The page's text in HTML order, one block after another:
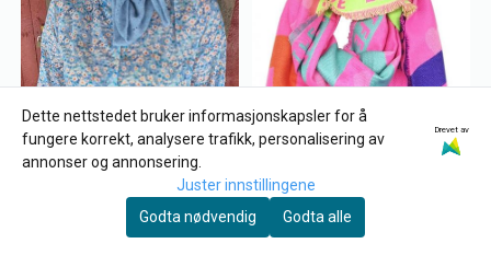
Dette nettstedet bruker informasjonskapsler for å
fungere korrekt, analysere trafikk, personalisering av
annonser og annonsering.
Drevet av
Juster innstillingene
Godta nødvendig
Godta alle